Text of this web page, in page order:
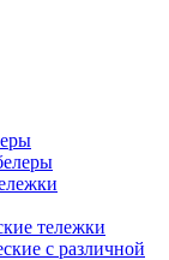
тележки
с различной